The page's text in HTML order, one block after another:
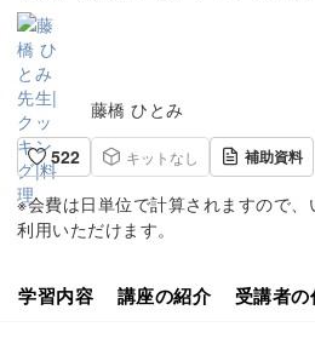
藤橋 ひとみ
522
キットなし 補助資料
※会費は日単位で計算されますので
利用いただけます。
学習内容 講座の紹介 受講者